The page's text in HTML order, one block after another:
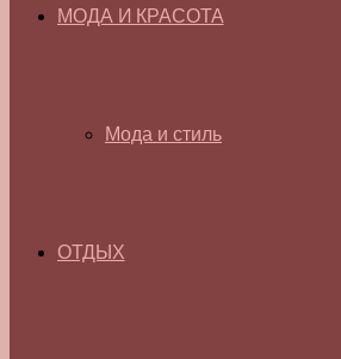
МОДА И КРАСОТА
Мода и стиль
ОТДЫХ